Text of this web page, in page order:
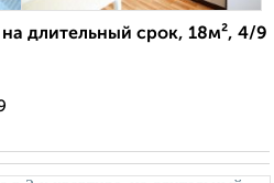
длительный срок, 18м², 4/9